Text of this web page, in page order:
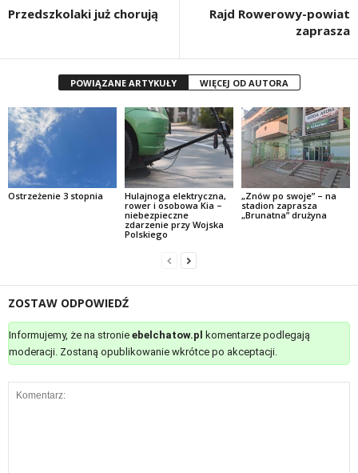
Przedszkolaki już chorują
Rajd Rowerowy-powiat
zaprasza
POWIĄZANE ARTYKUŁY WIĘCEJ OD AUTORA
Ostrzeżenie 3 stopnia
Hulajnoga elektryczna,
rower i osobowa Kia –
niebezpieczne
zdarzenie przy Wojska
Polskiego
„Znów po swoje” – na
stadion zaprasza
„Brunatna” drużyna
ZOSTAW ODPOWIEDŹ
Informujemy, że na stronie ebelchatow.pl
komentarze podlegają
moderacji. Zostaną opublikowanie wkrótce po akceptacji.